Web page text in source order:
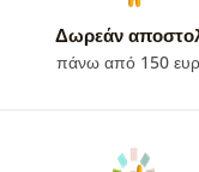
Δωρεάν
πάνω από 150